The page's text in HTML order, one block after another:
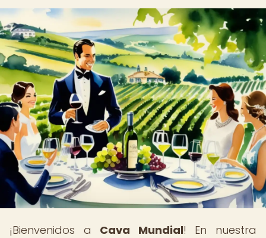
¡Bienvenidos a Cava Mundial! En nuestra